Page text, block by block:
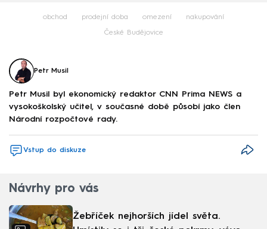
obchod prodejní doba omezení nakupování
České Budějovice
Petr Musil
Petr Musil byl ekonomický redaktor CNN Prima NEWS a
vysokoškolský učitel, v současné době působí jako člen
Národní rozpočtové rady.
Vstup do diskuze
Návrhy pro vás
Žebříček nejhorších jídel světa.